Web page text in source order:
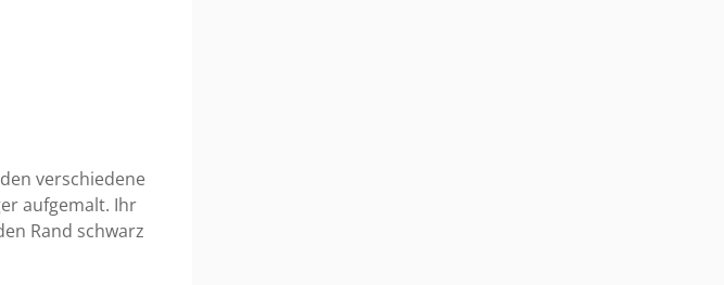
verschiedene
aufgemalt. Ihr
Rand schwarz